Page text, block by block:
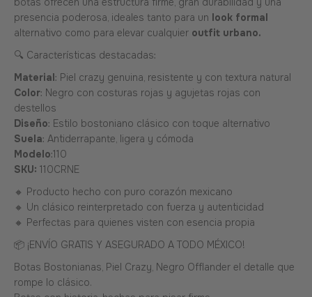
presencia poderosa, ideales tanto para un look formal
alternativo como para elevar cualquier outfit urbano.
🔍 Características destacadas:
Material: Piel crazy genuina, resistente y con textura natural
Color: Negro con costuras rojas y agujetas rojas con
destellos
Diseño: Estilo bostoniano clásico con toque alternativo
Suela: Antiderrapante, ligera y cómoda
Modelo:110
SKU: 110CRNE
🔸 Producto hecho con puro corazón mexicano
🔸 Un clásico reinterpretado con fuerza y autenticidad
🔸 Perfectas para quienes visten con esencia propia
📦 ¡ENVÍO GRATIS Y ASEGURADO A TODO MÉXICO!
Botas Bostonianas, Piel Crazy, Negro Offlander el detalle que
rompe lo clásico.